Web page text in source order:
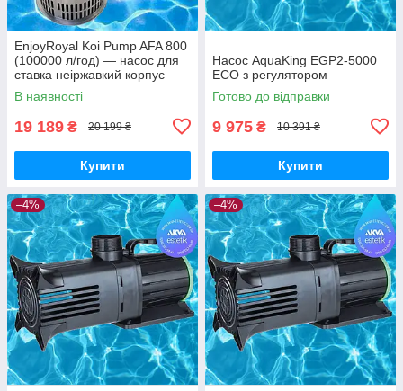
EnjoyRoyal Koi Pump AFA 800
(100000 л/год) — насос для
ставка неіржавкий корпус
(пропелерний, осьовий
насос)
В наявності
19 189 ₴ 20 199 ₴
Купити
Насос AquaKing EGP2-5000
ECO з регулятором
Готово до відправки
9 975 ₴ 10 391 ₴
Купити
–4% –4%